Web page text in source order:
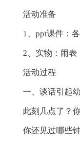
活动准备
1、ppt课件：
2、实物：闹表
活动过程
一、谈话引起
此刻几点了？
你还见过哪些